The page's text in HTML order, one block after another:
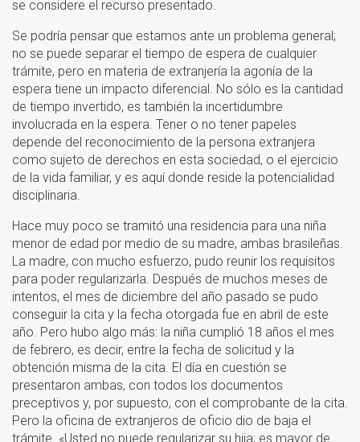
se considere el recurso presentado.
Se podría pensar que estamos ante un problema general;
no se puede separar el tiempo de espera de cualquier
trámite, pero en materia de extranjería la agonía de la
espera tiene un impacto diferencial. No sólo es la cantidad
de tiempo invertido, es también la incertidumbre
involucrada en la espera. Tener o no tener papeles
depende del reconocimiento de la persona extranjera
como sujeto de derechos en esta sociedad, o el ejercicio
de la vida familiar, y es aquí donde reside la potencialidad
disciplinaria.
Hace muy poco se tramitó una residencia para una niña
menor de edad por medio de su madre, ambas brasileñas.
La madre, con mucho esfuerzo, pudo reunir los requisitos
para poder regularizarla. Después de muchos meses de
intentos, el mes de diciembre del año pasado se pudo
conseguir la cita y la fecha otorgada fue en abril de este
año. Pero hubo algo más: la niña cumplió 18 años el mes
de febrero, es decir, entre la fecha de solicitud y la
obtención misma de la cita. El día en cuestión se
presentaron ambas, con todos los documentos
preceptivos y, por supuesto, con el comprobante de la cita.
Pero la oficina de extranjeros de oficio dio de baja el
trámite. «Usted no puede regularizar su hija; es mayor de